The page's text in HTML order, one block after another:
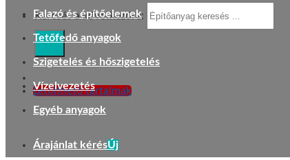
Keresés a következőre:
Letölthető tartalmak
Falazó és építőelemek
Tetőfedő anyagok
Szigetelés és hőszigetelés
Vízelvezetés
Egyéb anyagok
Árajánlat kérés